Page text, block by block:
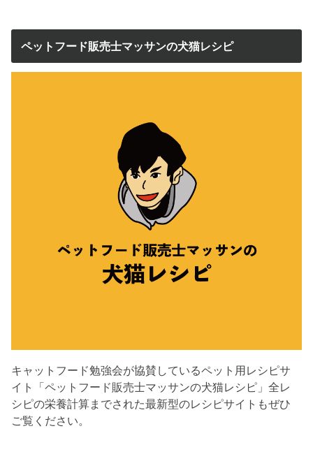
ペットフード販売士マッサンの犬猫レシピ
キャットフード勉強会が協賛しているペット用レシピサ
イト「ペットフード販売士マッサンの犬猫レシピ」全レ
シピの栄養計算までされた最新型のレシピサイトもぜひ
ご覧ください。